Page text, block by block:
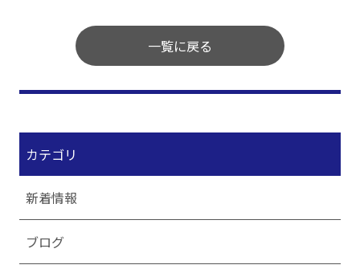
一覧に戻る
カテゴリ
新着情報
ブログ